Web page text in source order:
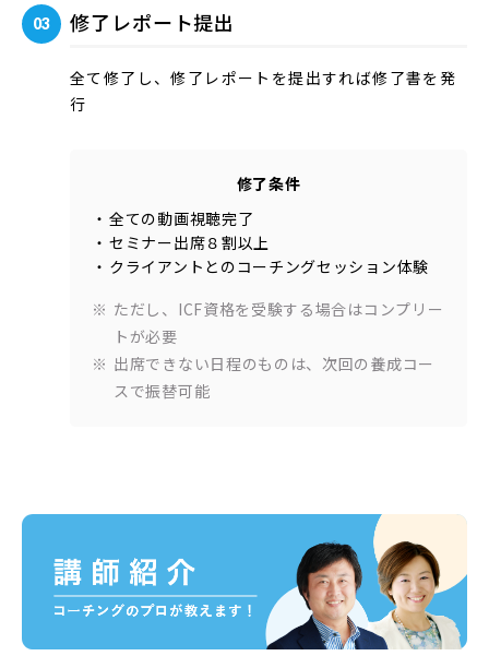
修了レポート提出
全て修了し、修了レポートを提出すれば修了書を発
行
修了条件
全ての動画視聴完了
セミナー出席８割以上
クライアントとのコーチングセッション体験
ただし、ICF資格を受験する場合はコンプリー
トが必要
出席できない日程のものは、次回の養成コー
スで振替可能